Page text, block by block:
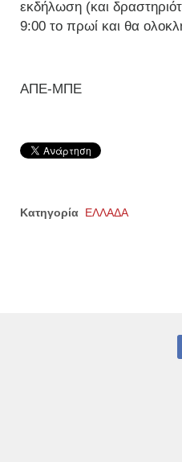
εκδήλωση (και
9:00 το πρωί και θα
ΑΠΕ-ΜΠΕ
Κατηγορία ΕΛΛΑΔΑ